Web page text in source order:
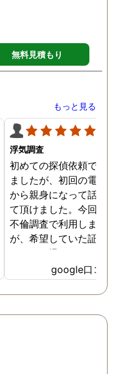
務所に関しても調べてく
ていて、周りの人たちの
かげで夫と離婚ができそ
無料見積もり
もっと見る
浮気調査
初めての探偵依頼で緊張
ましたが、初回の電話相
から親身になって話を聞
て頂けました。今回、夫
不倫調査で利用しました
が、希望していた証拠を
っかりと撮ってもらうこ
が出来ました。調査中も
動きがある度に細かく報
してくださり、安心しま
読めない中、柔軟に対応
google口コミ